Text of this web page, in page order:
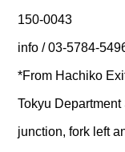
150-0043
info / 03-5784-
*From Hachiko
Tokyu
junction, fork left